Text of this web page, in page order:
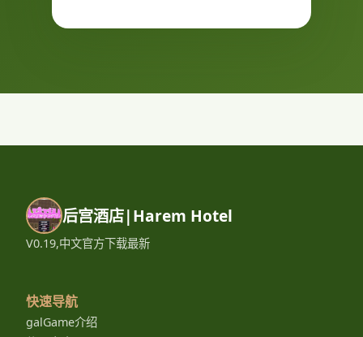
后宫酒店|Harem Hotel
V0.19,中文官方下载最新
快速导航
galGame介绍